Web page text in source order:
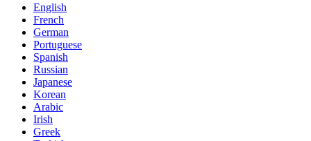
English
French
German
Portuguese
Spanish
Russian
Japanese
Korean
Arabic
Irish
Greek